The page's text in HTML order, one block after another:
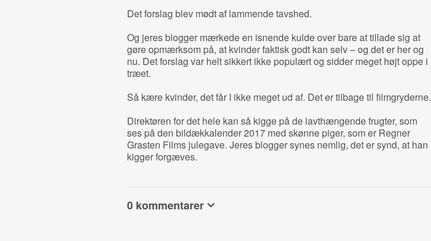
Det forslag blev mødt af lammende tavshed.
Og jeres blogger mærkede en isnende kulde over bare at tillade sig at
gøre opmærksom på, at kvinder faktisk godt kan selv – og det er her og
nu. Det forslag var helt sikkert ikke populært og sidder meget højt oppe i
træet.
Så kære kvinder, det får I ikke meget ud af. Det er tilbage til filmgryderne.
Direktøren for det hele kan så kigge på de lavthængende frugter, som
ses på den bildækkalender 2017 med skønne piger, som er Regner
Grasten Films julegave. Jeres blogger synes nemlig, det er synd, at han
kigger forgæves.
0 kommentarer